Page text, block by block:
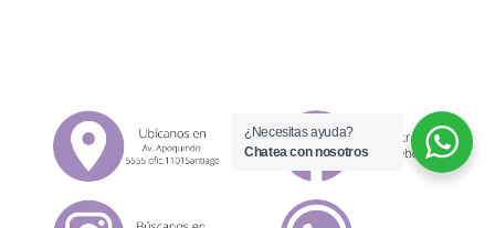
¿Necesitas ayuda?
Chatea con nosotros